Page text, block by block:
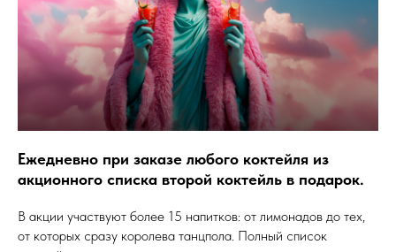
Ежедневно при заказе любого коктейля из
акционного списка второй коктейль в подарок.
В акции участвуют более 15 напитков: от лимонадов до тех,
от которых сразу королева танцпола. Полный список